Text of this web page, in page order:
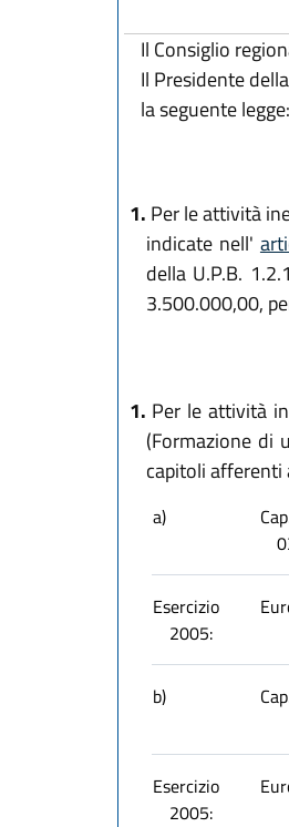
Il Consiglio
Il Presidente
la seguente legge:
1. Per le attività
indicate nell'
della U.P.B.
3.500.000,00,
1. Per le attività
(Formazione di
capitoli afferenti
a)
Esercizio
2005:
b)
Esercizio
2005: